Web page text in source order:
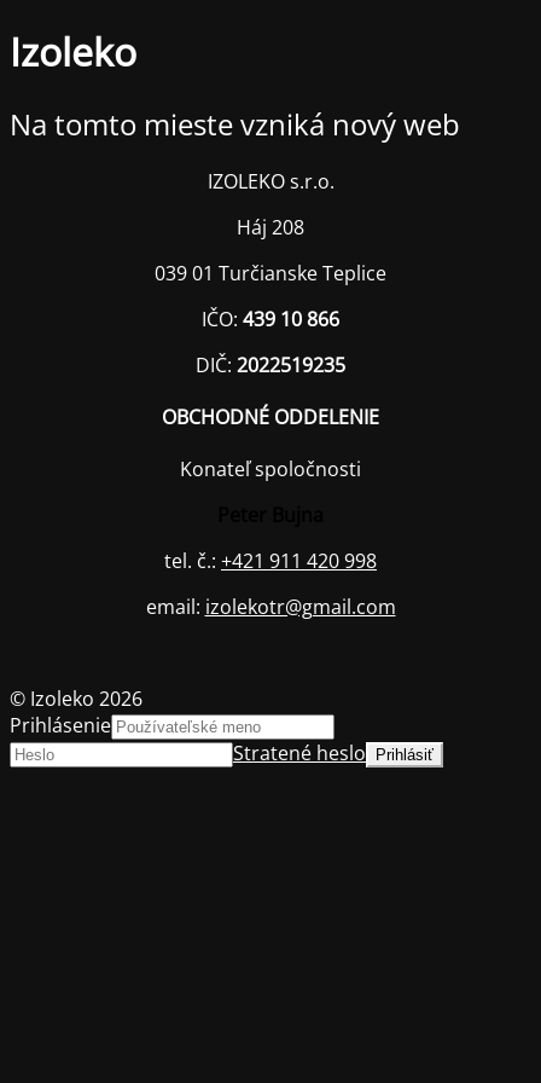
Izoleko
Na tomto mieste vzniká nový web
IZOLEKO s.r.o.
Háj 208
039 01 Turčianske Teplice
IČO: 439 10 866
DIČ: 2022519235
OBCHODNÉ ODDELENIE
Konateľ spoločnosti
tel. č.: +421 911 420 998
email: izolekotr@gmail.com
© Izoleko 2026
Prihlásenie
Stratené heslo